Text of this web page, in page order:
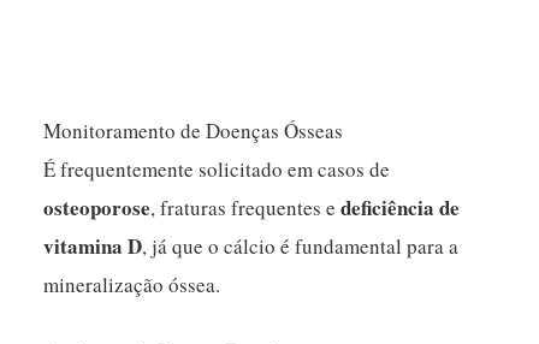
Monitoramento de Doenças Ósseas
É frequentemente solicitado em casos de
osteoporose, fraturas frequentes edeficiência de
vitamina D, já que o cálcio é fundamental para a
mineralização óssea.